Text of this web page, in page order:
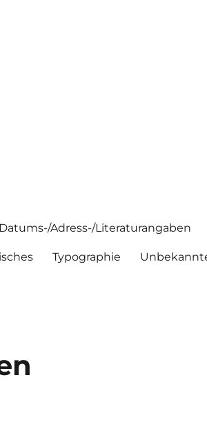
Datums-/Adress-/Literaturangaben
Typographie